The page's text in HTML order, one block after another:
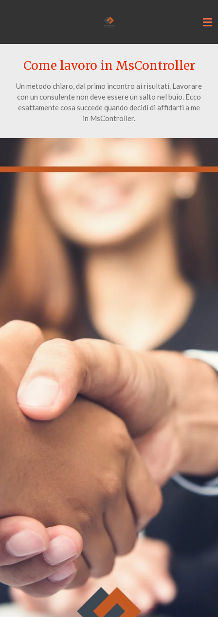
Come lavoro in MsController
Un metodo chiaro, dal primo incontro ai risultati. Lavorare
con un consulente non deve essere un salto nel buio. Ecco
esattamente cosa succede quando decidi di affidarti a me
in MsController.